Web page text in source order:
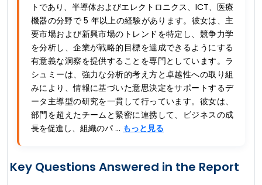
トであり、半導体およびエレクトロニクス、ICT、医療
機器の分野で 5 年以上の経験があります。彼女は、主
要市場および新興市場のトレンドを特定し、競争力学
を分析し、企業が戦略的目標を達成できるようにする
有意義な洞察を提供することを専門としています。ラ
シュミーは、強力な分析的考え方と卓越性への取り組
みにより、情報に基づいた意思決定をサポートするデ
ータ主導型の研究を一貫して行っています。彼女は、
部門を超えたチームと緊密に連携して、ビジネスの成
長を促進し、組織のパ ... もっと見る
Key Questions Answered in the Report